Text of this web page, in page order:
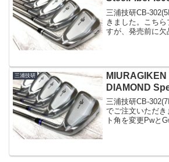
三浦技研CB-
きました。こち
すが、発売前に欠
ている状況で...
三浦技研
DIAMOND
三浦技研CB-
でご注文いただ
ト角を変更Pwと